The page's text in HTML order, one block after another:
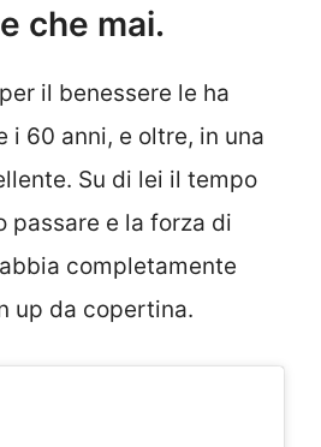
che mai.
il benessere le ha
i 60 anni, e oltre, in una
Su di lei il tempo
passare e la forza di
completamente
up da copertina.